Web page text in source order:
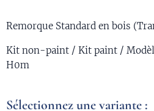
Remorque Standard en bois
Kit non-paint / Kit paint /
H0m
Sélectionnez une variante :